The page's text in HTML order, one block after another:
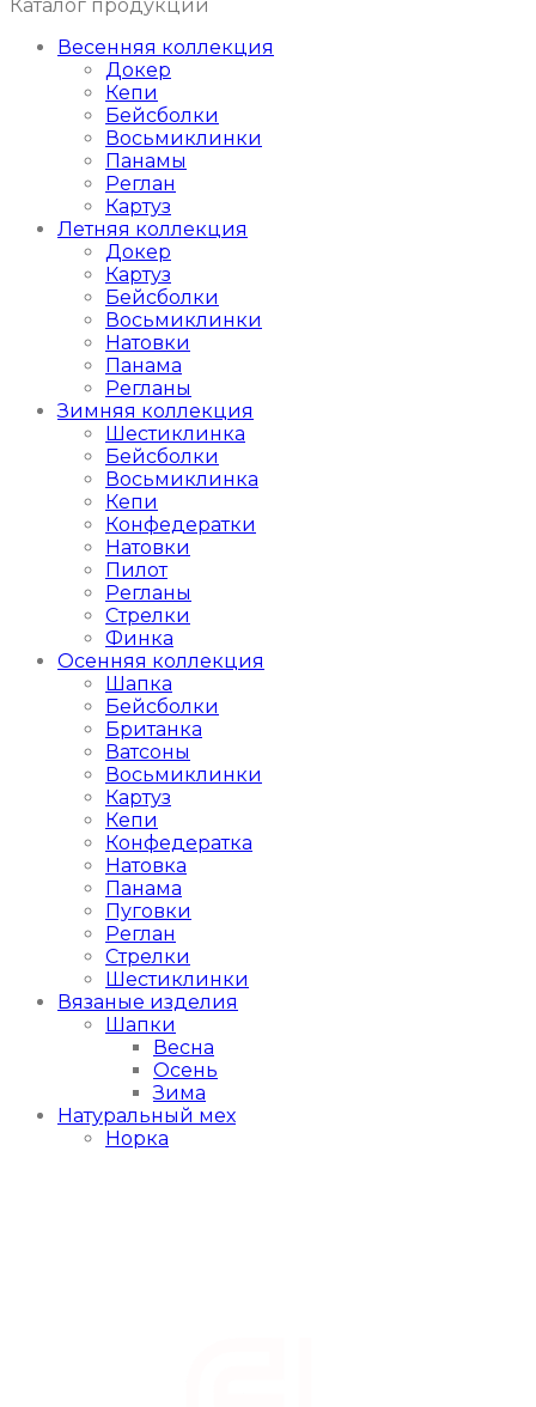
Каталог продукции
Весенняя коллекция
Докер
Кепи
Бейсболки
Восьмиклинки
Панамы
Реглан
Картуз
Летняя коллекция
Докер
Картуз
Бейсболки
Восьмиклинки
Натовки
Панама
Регланы
Зимняя коллекция
Шестиклинка
Бейсболки
Восьмиклинка
Кепи
Конфедератки
Натовки
Пилот
Регланы
Стрелки
Финка
Осенняя коллекция
Шапка
Бейсболки
Британка
Ватсоны
Восьмиклинки
Картуз
Кепи
Конфедератка
Натовка
Панама
Пуговки
Реглан
Стрелки
Шестиклинки
Вязаные изделия
Шапки
Весна
Осень
Зима
Натуральный мех
Норка